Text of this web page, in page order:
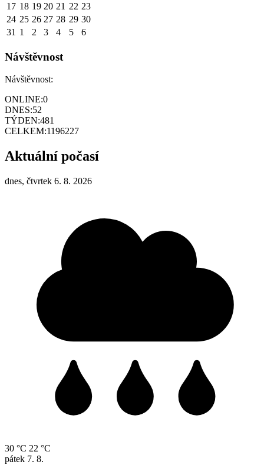
17 18 19 20 21 22 23
24 25 26 27 28 29 30
31 1 2 3 4 5 6
Návštěvnost
Návštěvnost:
ONLINE:0
DNES:52
TÝDEN:481
CELKEM:1196227
Aktuální počasí
dnes, čtvrtek 6. 8. 2026
30 °C 22 °C
pátek 7. 8.